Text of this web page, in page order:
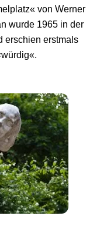
von Werner
wurde 1965 in der
erschien erstmals